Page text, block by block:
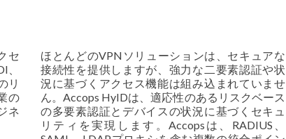
ほとんどのVPNソリューションは、セキュアな
接続性を提供しますが、強力な二要素認証や状
況に基づくアクセス機能は組み込まれていませ
ん。Accops HyIDは、適応性のあるリスクベース
の多要素認証とデバイスの状況に基づくセキュ
リティを実現します。Accopsは、RADIUS、
セ
リ
の
ネ